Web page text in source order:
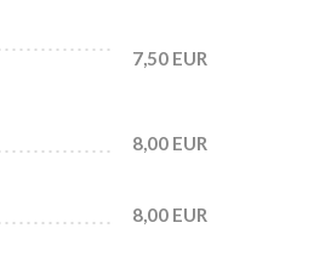
7,50 EUR
8,00 EUR
8,00 EUR